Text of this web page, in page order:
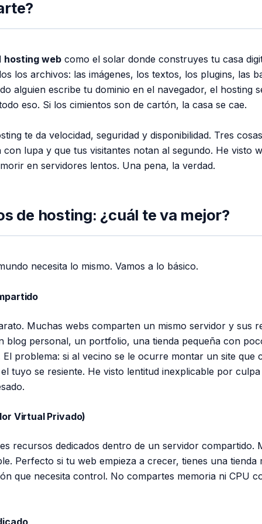
hosting web como el solar donde construyes tu casa
los archivos: las imágenes, los textos, los plugins, las
alguien escribe tu dominio en el navegador, el hosting
eso. Si los cimientos son de cartón, la casa se cae.
te da velocidad, seguridad y disponibilidad. Tres
con lupa y que tus visitantes notan al segundo. He visto
en servidores lentos. Una pena, la verdad.
de hosting: ¿cuál te va mejor?
necesita lo mismo. Vamos a lo básico.
Muchas webs comparten un mismo servidor y sus
blog personal, un portfolio, una tienda pequeña con
El problema: si al vecino se le ocurre montar un site que
tuyo se resiente. He visto lentitud inexplicable por
Virtual Privado)
recursos dedicados dentro de un servidor compartido.
Perfecto si tu web empieza a crecer, tienes una tienda
que necesita control. No compartes memoria ni CPU